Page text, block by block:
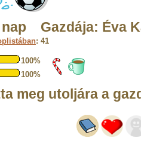
nap Gazdája: Éva
: 41
100%
100%
meg utoljára a